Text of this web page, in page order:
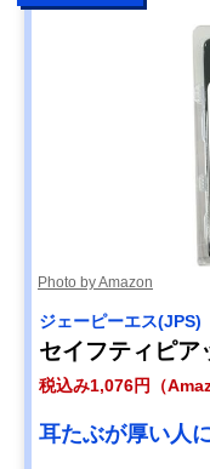
Photo by Amazon
ジェーピーエス(JPS)
セイフティピア
税込み1,076円（
耳たぶが厚い人